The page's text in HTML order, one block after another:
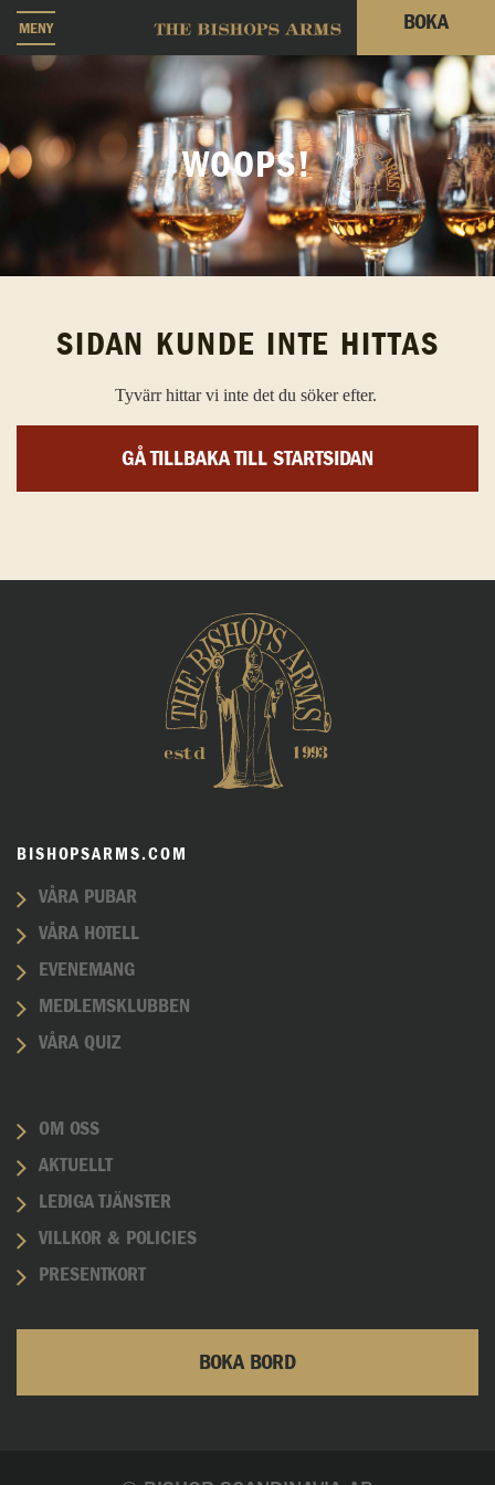
MENY BOKA
WOOPS!
SIDAN KUNDE INTE HITTAS
Tyvärr hittar vi inte det du söker efter.
GÅ TILLBAKA TILL STARTSIDAN
BISHOPSARMS.COM
VÅRA PUBAR
VÅRA HOTELL
EVENEMANG
MEDLEMSKLUBBEN
VÅRA QUIZ
OM OSS
AKTUELLT
LEDIGA TJÄNSTER
VILLKOR & POLICIES
PRESENTKORT
BOKA BORD